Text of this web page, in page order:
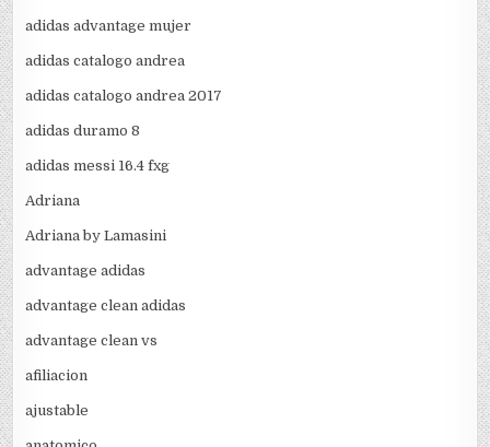
adidas advantage mujer
adidas catalogo andrea
adidas catalogo andrea 2017
adidas duramo 8
adidas messi 16.4 fxg
Adriana
Adriana by Lamasini
advantage adidas
advantage clean adidas
advantage clean vs
afiliacion
ajustable